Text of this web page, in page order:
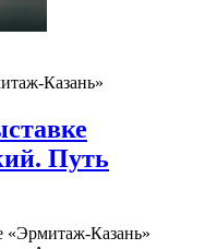
Казань»
Путь
«Эрмитаж-Казань»